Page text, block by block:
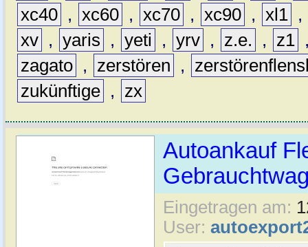
xc40 , xc60 , xc70 , xc90 , xl1 ,
xv , yaris , yeti , yrv , z.e. , z1
zagato , zerstören ,
zukünftige , zx
Autoankauf
Eingetragen am:
User: